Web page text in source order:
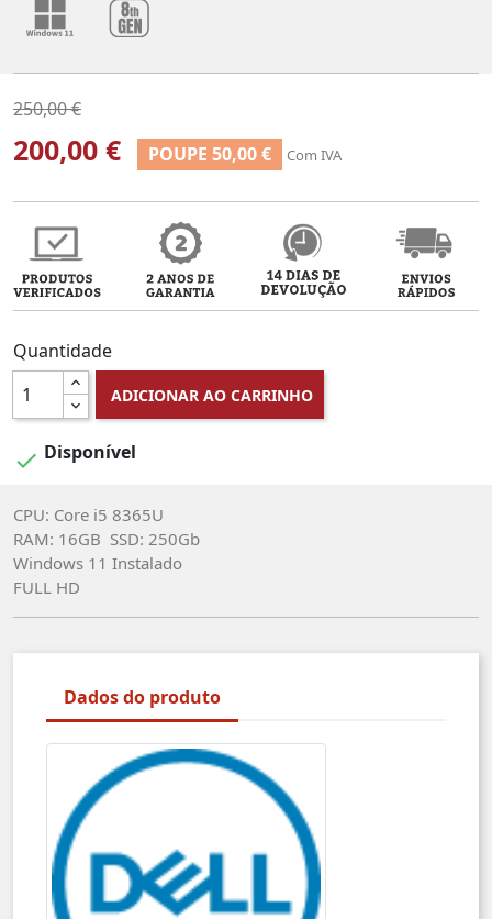
250,00 €
200,00 € POUPE 50,00 € Com IVA
Quantidade
ADICIONAR AO CARRINHO
 Disponível
CPU: Core i5 8365U
RAM: 16GB SSD: 250Gb
Windows 11 Instalado
FULL HD
Dados do produto